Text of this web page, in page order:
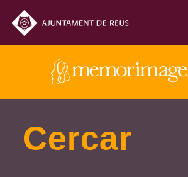
Cercar